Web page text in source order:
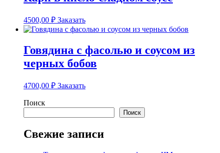
4500,00 ₽ Заказать
Говядина с фасолью и соусом из
черных бобов
4700,00 ₽ Заказать
Поиск
Поиск
Свежие записи